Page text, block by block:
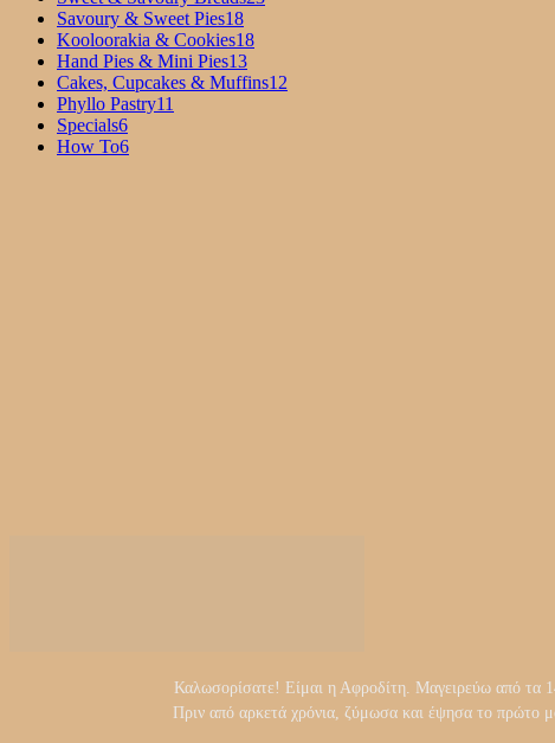
Savoury & Sweet Pies18
Kooloorakia & Cookies18
Hand Pies & Mini Pies13
Cakes, Cupcakes & Muffins12
Phyllo Pastry11
Specials6
How To6
Καλωσορίσατε! Είμαι η Αφροδίτη. Μαγειρεύω από τα
Πριν από αρκετά χρόνια, ζύμωσα και έψησα το